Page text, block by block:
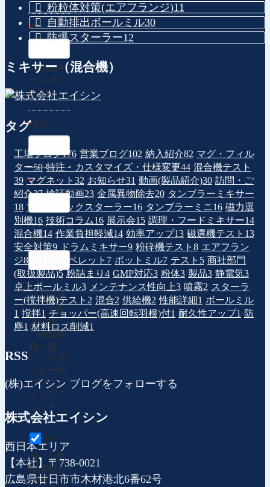
*〒
※郵便番号
から住所自
動入力
*住所
*TEL
FAX
上記項
目にご記
入頂き、
「確認画
面へ進
む」ボタ
ンを一回
だけクリ
ックして
くださ
い。
次
回、お客
様情報を
入力しな
粉粒体対策(エアフランジ)11
自動排出ボールミル30
防爆スターラー12
ミキサー（混合機）
タグ
工場ブログ176 営業ブログ102 納入紹介82 マグ・フィル
ター50 特注・カスタマイズ・仕様変更44 混合機テスト
39 マグネット 32 お知らせ31 動画(製品紹介)30 訪問・ご
紹介27 検証動画23 金属異物除去20 タンブラーミキサー
18 マグネチックスターラー16 タンブラーミニ16 磁力選
別機16 技術コラム16 展示会15 調理・フードミキサー14
混合機14 作業負担軽減14 効率アップ13 磁選機テスト 13
安全対策9 ドラムミキサー9 粉砕機テスト 8 エアフラン
ジ8 ペレット 7 ポットミル7 テスト 5 商社部門
(取扱製品)5 粉詰まり 4 GMP対応3 粉体3 製品3 静電気3
卓上ボールミル3 メンテナンス性向上3 噴霧2 スターラ
ー(撹拌機)テスト 2 混合2 供給機2 性能詳細1 ボールミル
1 撹拌1 チョッパー(高速回転羽根)付1 耐久性アップ1 防
塵1 材料ロス削減1
RSS
(株)エイシン ブログをフォローする
株式会社エイシン
西日本エリア
【本社】〒738-0021
広島県廿日市市木材港北6番62号